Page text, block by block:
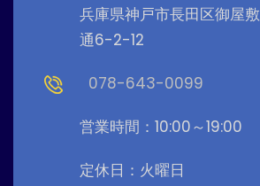
兵庫県神戸市長田区御屋敷
通6-2-12
078-643-0099
営業時間：10:00～19:00
定休日：火曜日